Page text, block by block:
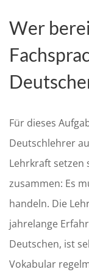
Wer
Für dieses
Deutschlehrer
Lehrkraft setzen
zusammen: Es
handeln. Die
jahrelange
Deutschen, ist
Vokabular